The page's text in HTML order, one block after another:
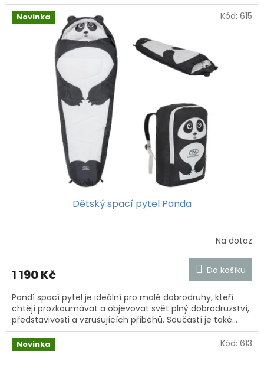
Novinka
Dětský spací pytel Panda
Na dotaz
1 190 Kč Do košíku
Pandí spací pytel je ideální pro malé dobrodruhy, kteří
chtějí prozkoumávat a objevovat svět plný dobrodružství,
představivosti a vzrušujících příběhů. Součástí je také...
Kód: 615
Novinka Kód: 613